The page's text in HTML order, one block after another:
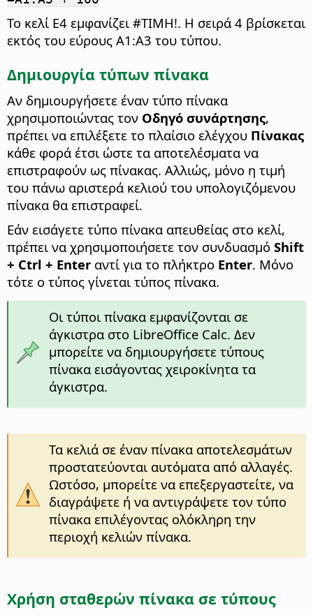
Το κελί E4 εμφανίζει #ΤΙΜΗ!. Η σειρά 4 βρίσκεται
εκτός του εύρους A1:A3 του τύπου.
Δημιουργία τύπων πίνακα
Αν δημιουργήσετε έναν τύπο πίνακα
χρησιμοποιώντας τον Οδηγό συνάρτησης,
πρέπει να επιλέξετε το πλαίσιο ελέγχου Πίνακας
κάθε φορά έτσι ώστε τα αποτελέσματα να
επιστραφούν ως πίνακας. Αλλιώς, μόνο η τιμή
του πάνω αριστερά κελιού του υπολογιζόμενου
πίνακα θα επιστραφεί.
Εάν εισάγετε τύπο πίνακα απευθείας στο κελί,
πρέπει να χρησιμοποιήσετε τον συνδυασμό Shift
+ Ctrl + Enter αντί για το πλήκτρο Enter. Μόνο
τότε ο τύπος γίνεται τύπος πίνακα.
Οι τύποι πίνακα εμφανίζονται σε
άγκιστρα στο LibreOffice Calc. Δεν
μπορείτε να δημιουργήσετε τύπους
πίνακα εισάγοντας χειροκίνητα τα
άγκιστρα.
Τα κελιά σε έναν πίνακα αποτελεσμάτων
προστατεύονται αυτόματα από αλλαγές.
Ωστόσο, μπορείτε να επεξεργαστείτε, να
διαγράψετε ή να αντιγράψετε τον τύπο
πίνακα επιλέγοντας ολόκληρη την
περιοχή κελιών πίνακα.
Χρήση σταθερών πίνακα σε τύπους